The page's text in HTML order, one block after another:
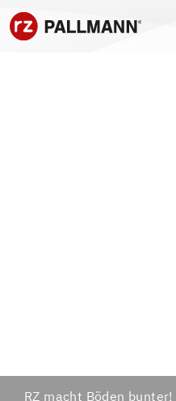
RZ macht Böden bunter!